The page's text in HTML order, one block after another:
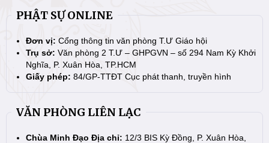
PHẬT SỰ ONLINE
Đơn vị: Cổng thông tin văn phòng T.Ư Giáo hội
Trụ sở: Văn phòng 2 T.Ư – GHPGVN – số 294 Nam Kỳ Khởi
Nghĩa, P. Xuân Hòa, TP.HCM
Giấy phép: 84/GP-TTĐT Cục phát thanh, truyền hình
VĂN PHÒNG LIÊN LẠC
Chùa Minh Đạo Địa chỉ: 12/3 BIS Kỳ Đồng, P. Xuân Hòa,